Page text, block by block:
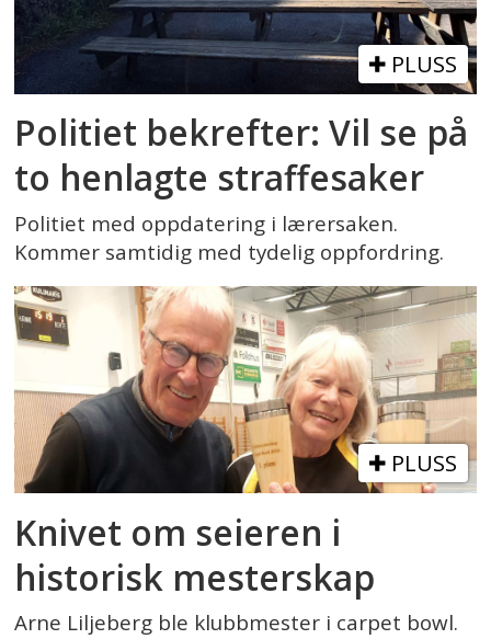
PLUSS
Politiet bekrefter: Vil se på
to henlagte straffesaker
Politiet med oppdatering i lærersaken.
Kommer samtidig med tydelig oppfordring.
PLUSS
Knivet om seieren i
historisk mesterskap
Arne Liljeberg ble klubbmester i carpet bowl.